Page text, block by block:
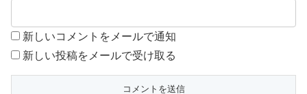
新しいコメントをメールで通知
新しい投稿をメールで受け取る